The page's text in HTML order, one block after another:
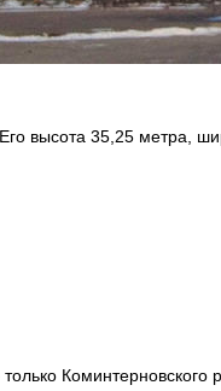
высота 35,25 метра,
Коминтерновского